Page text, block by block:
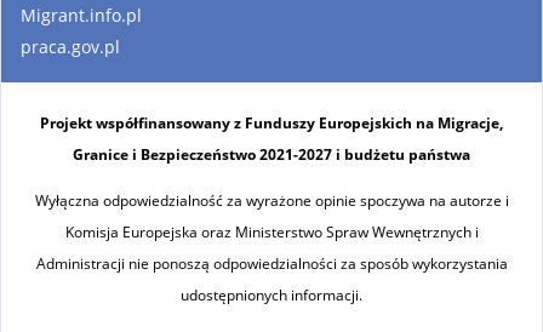
Migrant.info.pl
praca.gov.pl
Projekt współfinansowany z Funduszy Europejskich na Migracje,
Granice i Bezpieczeństwo 2021-2027 i budżetu państwa
Wyłączna odpowiedzialność za wyrażone opinie spoczywa na autorze i
Komisja Europejska oraz Ministerstwo Spraw Wewnętrznych i
Administracji nie ponoszą odpowiedzialności za sposób wykorzystania
udostępnionych informacji.